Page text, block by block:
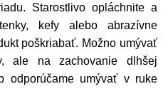
Starostlivo opláchnite a
kefy alebo abrazívne
poškriabať. Možno umývať
ale na zachovanie dlhšej
odporúčame umývať v ruke